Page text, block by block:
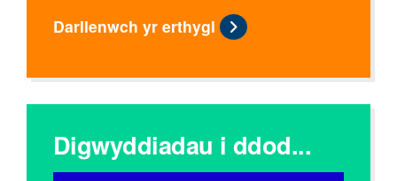
Darllenwch yr erthygl
Digwyddiadau i ddod...